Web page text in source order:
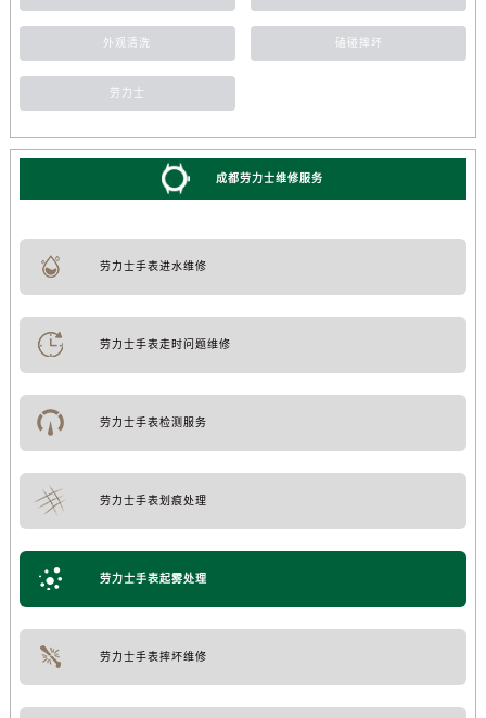
外观清洗 磕碰摔坏
劳力士
成都劳力士维修服务
劳力士手表进水维修
劳力士手表走时问题维修
劳力士手表检测服务
劳力士手表划痕处理
劳力士手表起雾处理
劳力士手表摔坏维修